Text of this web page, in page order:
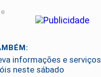
informações e
neste sábado